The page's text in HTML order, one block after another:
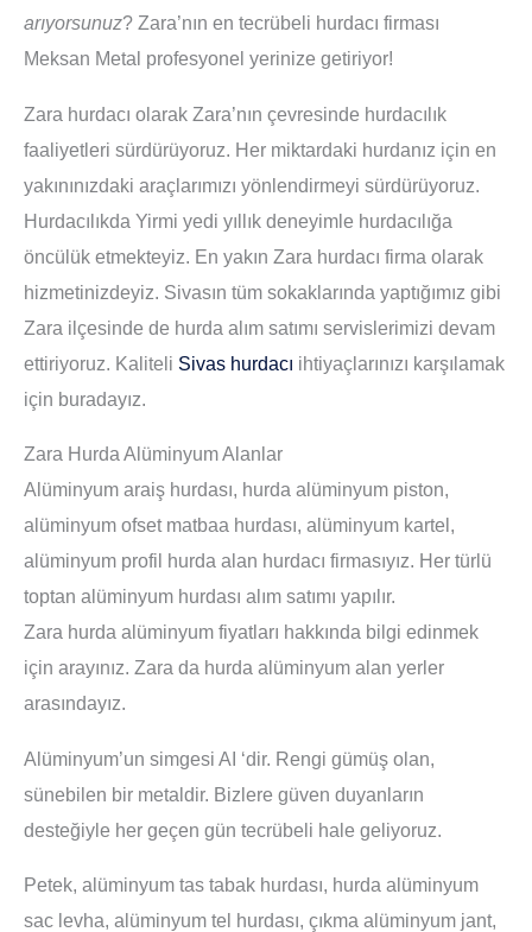
arıyorsunuz? Zara’nın en tecrübeli hurdacı firması
Meksan Metal profesyonel yerinize getiriyor!
Zara hurdacı olarak Zara’nın çevresinde hurdacılık
faaliyetleri sürdürüyoruz. Her miktardaki hurdanız için en
yakınınızdaki araçlarımızı yönlendirmeyi sürdürüyoruz.
Hurdacılıkda Yirmi yedi yıllık deneyimle hurdacılığa
öncülük etmekteyiz. En yakın Zara hurdacı firma olarak
hizmetinizdeyiz. Sivasın tüm sokaklarında yaptığımız gibi
Zara ilçesinde de hurda alım satımı servislerimizi devam
ettiriyoruz. Kaliteli Sivas hurdacı ihtiyaçlarınızı karşılamak
için buradayız.
Zara Hurda Alüminyum Alanlar
Alüminyum araiş hurdası, hurda alüminyum piston,
alüminyum ofset matbaa hurdası, alüminyum kartel,
alüminyum profil hurda alan hurdacı firmasıyız. Her türlü
toptan alüminyum hurdası alım satımı yapılır.
Zara hurda alüminyum fiyatları hakkında bilgi edinmek
için arayınız. Zara da hurda alüminyum alan yerler
arasındayız.
Alüminyum’un simgesi AI ‘dir. Rengi gümüş olan,
sünebilen bir metaldir. Bizlere güven duyanların
desteğiyle her geçen gün tecrübeli hale geliyoruz.
Petek, alüminyum tas tabak hurdası, hurda alüminyum
sac levha, alüminyum tel hurdası, çıkma alüminyum jant,